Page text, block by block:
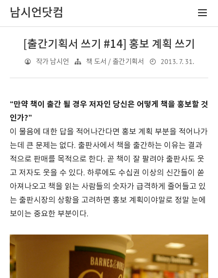
남시언닷컴
[출간기획서 쓰기 #14] 홍보 계획 쓰기
작가 남시언 책 도서 / 출간기획서 2013. 7. 31.
“만약 책이 출간 될 경우 저자인 당신은 어떻게 책을 홍보할 것
인가?”
이 물음에 대한 답을 적어나간다면 홍보 계획 부분을 적어나가
는데 큰 문제는 없다. 출판사에서 책을 출간하는 이유는 결과
적으로 판매를 목적으로 한다. 곧 책이 잘 팔려야 출판사도 웃
고 저자도 웃을 수 있다. 하루에도 수십권 이상의 신간들이 쏟
아져나오고 책을 읽는 사람들의 숫자가 급격하게 줄어들고 있
는 출판시장의 상황을 고려하면 홍보 계획이야말로 정말 눈에
보이는 중요한 부분이다.